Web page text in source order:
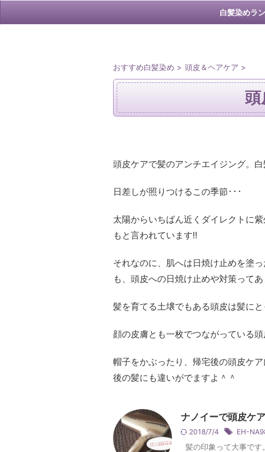
白髪染めラ
おすすめ白髪染め > 頭皮＆ヘアケア >
頭
頭皮ケアで髪のアンチエイジング。
日差しが照りつけるこの季節･･･
太陽からいちばん近くダイレクトに
もと言われています!!
それなのに、肌へは日焼け止めを塗
も、頭皮への日焼け止めや対策ってあ
髪を育てる土壌でもある頭皮は髪に
顔の皮膚とも一枚でつながっている
帽子をかぶったり、帰宅後の頭皮ケ
後の髪にも違いがでますよ＾＾
ナノイーで頭皮ケ
2018/7/4 EH-
髪の印象って大事です